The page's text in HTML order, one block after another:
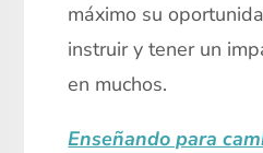
máximo su
instruir y tener un
en muchos.
Enseñando para